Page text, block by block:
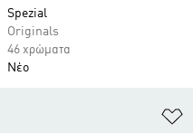
Spezial
Originals
46 χρώματα
Νέο